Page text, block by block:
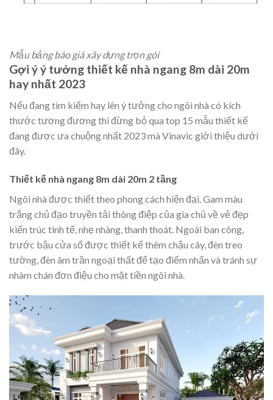
Mẫu bảng báo giá xây dựng trọn gói
Gợi ý ý tưởng thiết kế nhà ngang 8m dài 20m
hay nhất 2023
Nếu đang tìm kiếm hay lên ý tưởng cho ngôi nhà có kích
thước tương đương thì đừng bỏ qua top 15 mẫu thiết kế
đang được ưa chuộng nhất 2023 mà Vinavic giới thiệu dưới
đây.
Thiết kế nhà ngang 8m dài 20m 2 tầng
Ngôi nhà được thiết theo phong cách hiện đại. Gam màu
trắng chủ đạo truyền tải thông điệp của gia chủ về vẻ đẹp
kiến trúc tinh tế, nhẹ nhàng, thanh thoát. Ngoài ban công,
trước bậu cửa sổ được thiết kế thêm chậu cây, đèn treo
tường, đèn âm trần ngoại thất để tạo điểm nhấn và tránh sự
nhàm chán đơn điệu cho mặt tiền ngôi nhà.